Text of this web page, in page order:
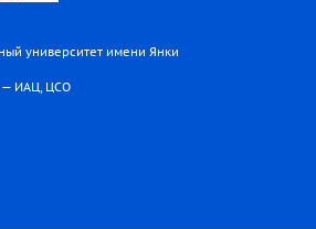
университет имени Янки
— ИАЦ, ЦСО